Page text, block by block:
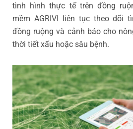
tình hình thực tế trên đồng
mềm AGRIVI liên tục theo dõi
đồng ruộng và cảnh báo cho
thời tiết xấu hoặc sâu bệnh.